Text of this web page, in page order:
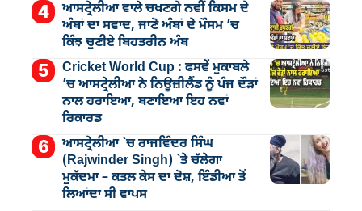
ਆਸਟ੍ਰੇਲੀਆ ਵਾਲੇ ਚਖਣਗੇ ਨਵੀਂ ਕਿਸਮ ਦੇ
ਅੰਬਾਂ ਦਾ ਸਵਾਦ, ਜਾਣੋ ਅੰਬਾਂ ਦੇ ਮੌਸਮ ’ਚ
ਕਿੰਝ ਚੁਣੀਏ ਬਿਹਤਰੀਨ ਅੰਬ
Cricket World Cup : ਫਸਵੇਂ ਮੁਕਾਬਲੇ
’ਚ ਆਸਟ੍ਰੇਲੀਆ ਨੇ ਨਿਊਜ਼ੀਲੈਂਡ ਨੂੰ ਪੰਜ ਦੌੜਾਂ
ਨਾਲ ਹਰਾਇਆ, ਬਣਾਇਆ ਇਹ ਨਵਾਂ
ਰਿਕਾਰਡ
ਆਸਟ੍ਰੇਲੀਆ `ਚ ਰਾਜਵਿੰਦਰ ਸਿੰਘ
(Rajwinder Singh) `ਤੇ ਚੱਲੇਗਾ
ਮੁੁਕੱਦਮਾ – ਕਤਲ ਕੇਸ ਦਾ ਦੋਸ਼, ਇੰਡੀਆ ਤੋਂ
ਲਿਆਂਦਾ ਸੀ ਵਾਪਸ